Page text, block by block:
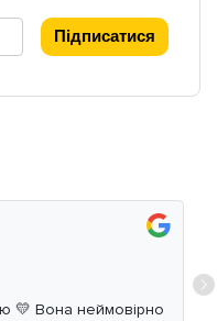
Підписатися
💛 Вона неймовірно